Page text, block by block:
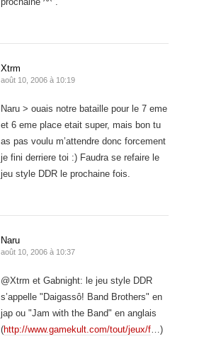
Xtrm
août 10, 2006 à 10:19
Naru > ouais notre bataille pour le 7 eme
et 6 eme place etait super, mais bon tu
as pas voulu m’attendre donc forcement
je fini derriere toi :) Faudra se refaire le
jeu style DDR le prochaine fois.
Naru
août 10, 2006 à 10:37
@Xtrm et Gabnight: le jeu style DDR
s’appelle "Daigassô! Band Brothers" en
jap ou "Jam with the Band" en anglais
(http://www.gamekult.com/tout/jeux/f …)